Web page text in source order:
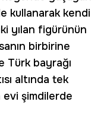
kullanarak kendi
yılan figürünün
birbirine
Türk bayrağı
altında tek
şimdilerde